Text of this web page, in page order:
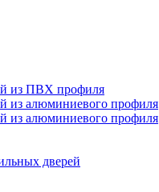
из ПВХ профиля
из алюминиевого профиля
из алюминиевого профиля
дверей